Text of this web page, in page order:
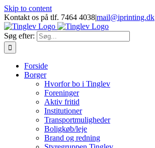
Skip to content
Kontakt os på tlf. 7464 4038|mail@iprinting.dk
Søg efter:
Forside
Borger
Hvorfor bo i Tinglev
Foreninger
Aktiv fritid
Institutioner
Transportmuligheder
Boligkøb/leje
Brand og redning